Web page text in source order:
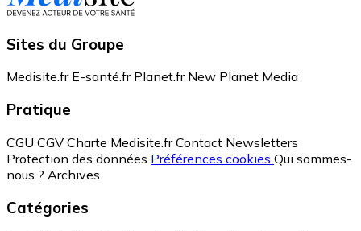
Sites du Groupe
Medisite.fr E-santé.fr Planet.fr New Planet Media
Pratique
CGU CGV Charte Medisite.fr Contact Newsletters
Protection des données Préférences cookies Qui sommes-
nous ? Archives
Catégories